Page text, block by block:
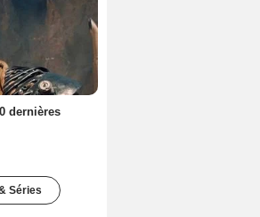
dernières
Séries